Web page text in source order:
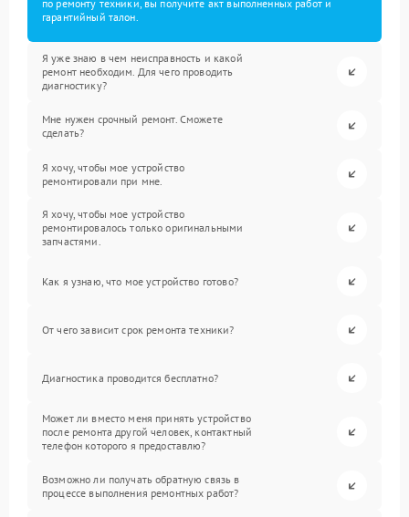
по ремонту техники, вы получите акт выполненных работ и
гарантийный талон.
Я уже знаю в чем неисправность и какой
ремонт необходим. Для чего проводить
диагностику?
Мне нужен срочный ремонт. Сможете
сделать?
Я хочу, чтобы мое устройство
ремонтировали при мне.
Я хочу, чтобы мое устройство
ремонтировалось только оригинальными
запчастями.
Как я узнаю, что мое устройство готово?
От чего зависит срок ремонта техники?
Диагностика проводится бесплатно?
Может ли вместо меня принять устройство
после ремонта другой человек, контактный
телефон которого я предоставлю?
Возможно ли получать обратную связь в
процессе выполнения ремонтных работ?